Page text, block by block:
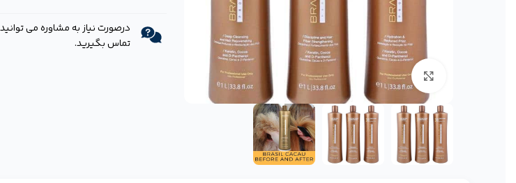
برای بزرگنمایی کلیک کنید
درصورت نیاز به مشاوره می
تماس بگیرید.